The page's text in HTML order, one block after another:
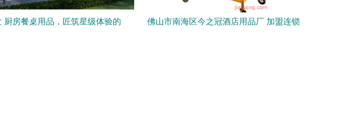
厨房餐桌用品，匠筑星级体验的
佛山市南海区今之冠酒店用品厂 加盟连锁